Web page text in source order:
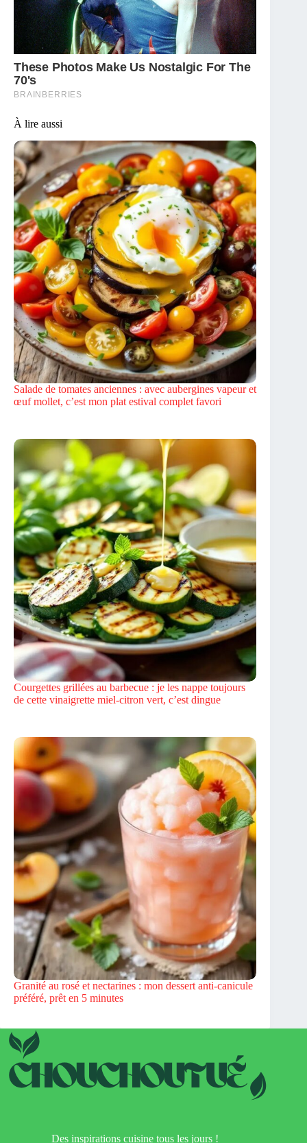
À lire aussi
Salade de tomates anciennes : avec aubergines vapeur et
œuf mollet, c’est mon plat estival complet favori
Courgettes grillées au barbecue : je les nappe toujours
de cette vinaigrette miel-citron vert, c’est dingue
Granité au rosé et nectarines : mon dessert anti-canicule
préféré, prêt en 5 minutes
Des inspirations cuisine tous les jours !